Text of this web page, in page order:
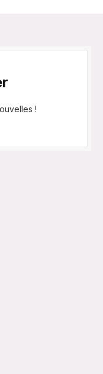
!